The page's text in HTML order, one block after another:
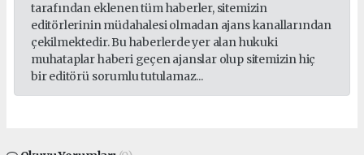
tarafından eklenen tüm haberler, sitemizin
editörlerinin müdahalesi olmadan ajans kanallarından
çekilmektedir. Bu haberlerde yer alan hukuki
muhataplar haberi geçen ajanslar olup sitemizin hiç
bir editörü sorumlu tutulamaz...